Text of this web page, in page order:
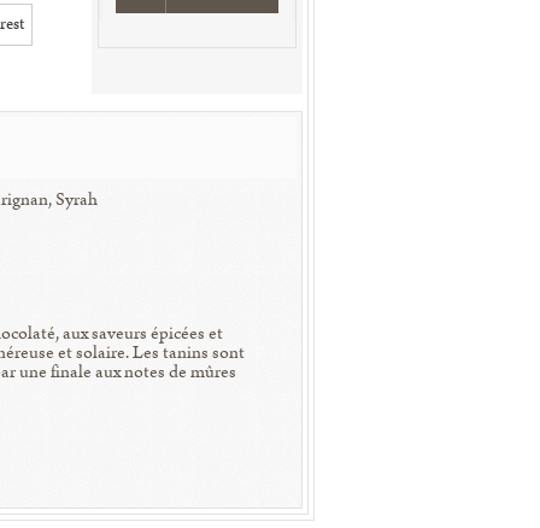
Syrah
aux saveurs épicées et
et solaire. Les tanins sont
une finale aux notes de mûres